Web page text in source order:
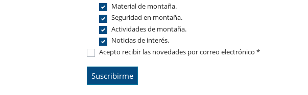
Material de montaña.
Seguridad en montaña.
Actividades de montaña.
Noticias de interés.
Acepto recibir las novedades por correo electrónico *